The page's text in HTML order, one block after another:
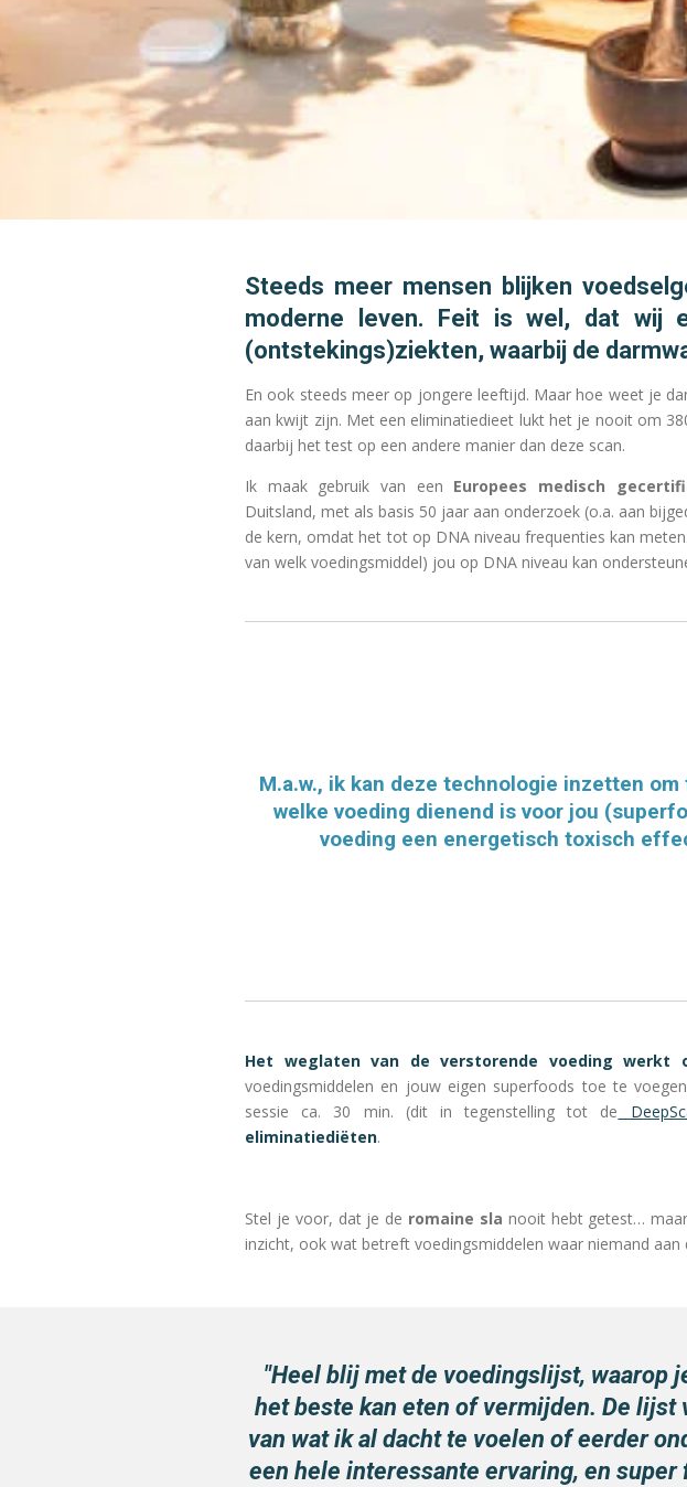
Steeds meer mensen blijken
moderne leven. Feit is wel, dat wij
(ontstekings)ziekten, waarbij de
En ook steeds meer op jongere leeftijd. Maar hoe weet je
aan kwijt zijn. Met een eliminatiedieet lukt het je nooit om
daarbij het test op een andere manier dan deze scan.
Ik maak gebruik van een Europees medisch
Duitsland, met als basis 50 jaar aan onderzoek (o.a. aan
de kern, omdat het tot op DNA niveau frequenties kan
van welk voedingsmiddel) jou op DNA niveau kan
M.a.w., ik kan deze technologie inzetten
welke voeding dienend is voor jou
voeding een energetisch toxisch
Het weglaten van de verstorende voeding werkt
voedingsmiddelen en jouw eigen superfoods toe te
sessie ca. 30 min. (dit in tegenstelling tot de
eliminatiediëten.
Stel je voor, dat je de romaine sla nooit hebt getest…
inzicht, ook wat betreft voedingsmiddelen waar niemand aan
"Heel blij met de voedingslijst, waarop
het beste kan eten of vermijden. De
van wat ik al dacht te voelen of eerder
een hele interessante ervaring, en